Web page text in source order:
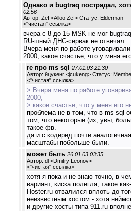
Однако и bugtraq пострадал,
02:56
Автор: Zef <Alloo Zef> Статус: Elderman
<"чистая" ссылка>
вчера с 8 до 15 MSK не мог
RU-шный ДНС-сервак не отвечал.
Вчера меня по работе
2000, какое счастье, что у меня
re про ms sql 27.01.03 21:30
Автор: йцукенг <jcukeng> Статус:
<"чистая" ссылка>
> Вчера меня по работе
2000,
> какое счастье, что у меня его
проблема не в том, что в ms sql
том, что некоторые (их, увы,
такое фв.
да и с кодеред почти
масштабы побольше были.
может быть 26.01.03 03:35
Автор: dl <Dmitry Leonov>
<"чистая" ссылка>
хотя я пока и не знаю точно, в
вариант, киска полегла, такое
Hoster.ru отвалился вплоть до
неизвестным хостом - хотя
и другие хосты типа 911.ru